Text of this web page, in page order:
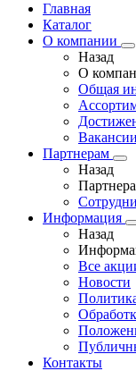
Главная
Каталог
О компании
Назад
О
Общая
Вакансии
Партнерам
Назад
Информация
Назад
Все
Новости
Контакты